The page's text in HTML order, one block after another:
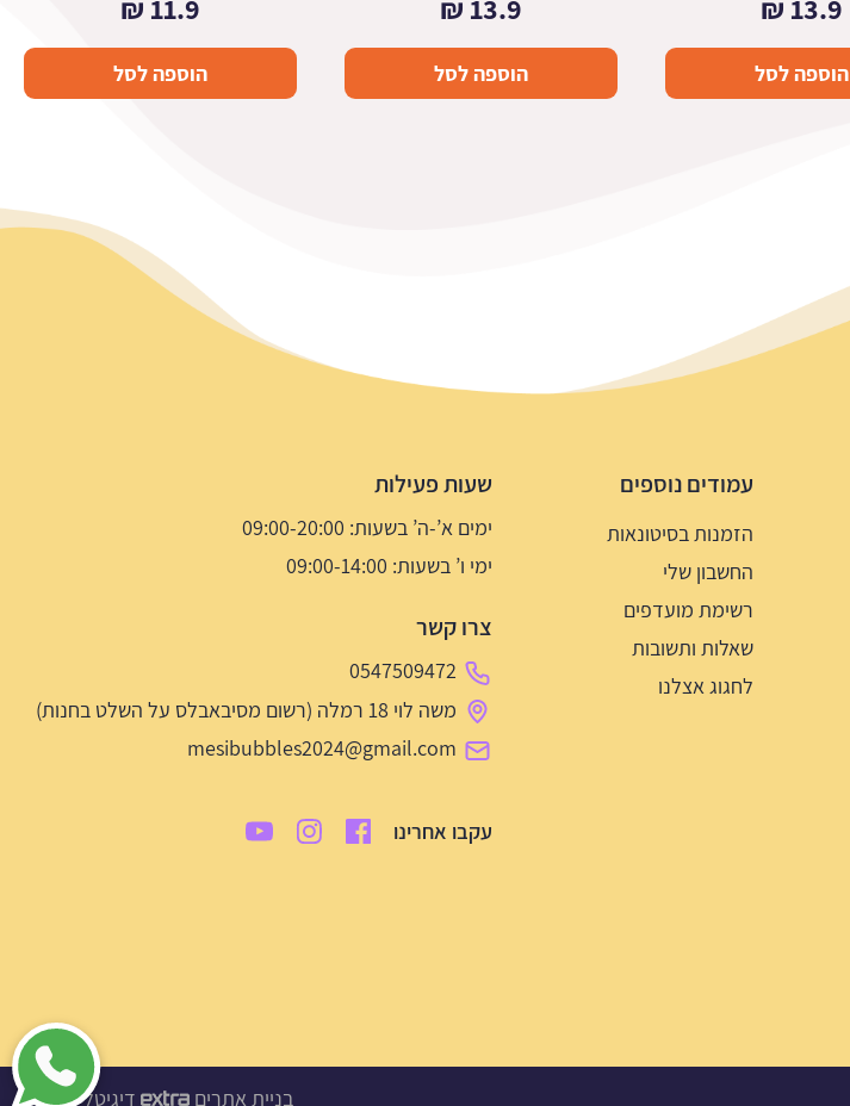
13.9
₪
הוספה לסל
13.9
₪
הוספה לסל
11.9
₪
הוספה לסל
עמודים נוספים
הזמנות בסיטונאות
החשבון שלי
רשימת מועדפים
שאלות ותשובות
לחגוג אצלנו
שעות פעילות
ימים א’-ה’ בשעות: 09:00-20:00
ימי ו’ בשעות: 09:00-14:00
צרו קשר
0547509472
משה לוי 18 רמלה (רשום מסיבאבלס על השלט בחנות)
mesibubbles2024@gmail.com
עקבו אחרינו
בניית אתרים דיגיטל